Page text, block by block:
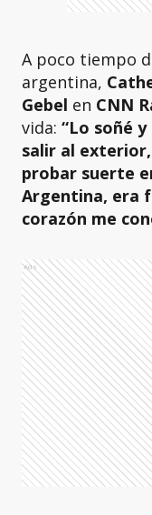
A poco tiempo
argentina,
Gebel en CNN
vida: “Lo soñé
salir al
probar suerte
Argentina, era
corazón me
Ads